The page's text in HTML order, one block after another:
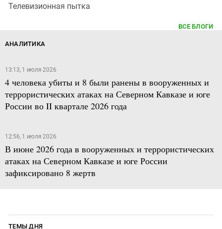
Телевизионная пытка
ВСЕ БЛОГИ
АНАЛИТИКА
13:13, 1 июля 2026
4 человека убиты и 8 были ранены в вооруженных и
террористических атаках на Северном Кавказе и юге
России во II квартале 2026 года
12:56, 1 июля 2026
В июне 2026 года в вооруженных и террористических
атаках на Северном Кавказе и юге России
зафиксировано 8 жертв
ТЕМЫ ДНЯ